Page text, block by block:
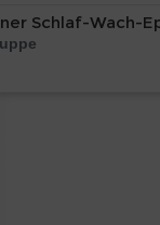
Schlaf-Wach-